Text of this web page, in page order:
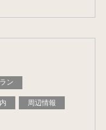
ン
周辺情報